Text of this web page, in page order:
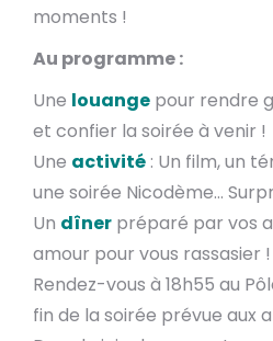
moments !
Au programme :
Une louange pour rendre
et confier la soirée à venir !
Une activité : Un film, un
une soirée Nicodème…
Un dîner préparé par vos
amour pour vous rassasier !
Rendez-vous à 18h55 au
fin de la soirée prévue aux